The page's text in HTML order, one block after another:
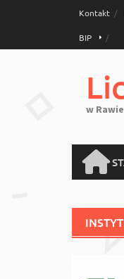
Kontakt
BIP
w